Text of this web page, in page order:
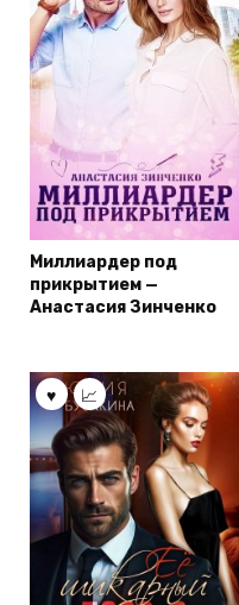
Миллиардер под
прикрытием —
Анастасия Зинченко